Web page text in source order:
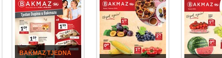
BAKMAZ TJEDNA